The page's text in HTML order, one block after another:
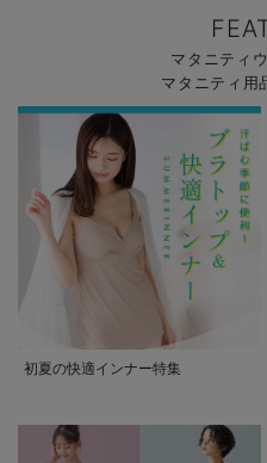
マタニティ
マタニティ用
初夏の快適インナー特集